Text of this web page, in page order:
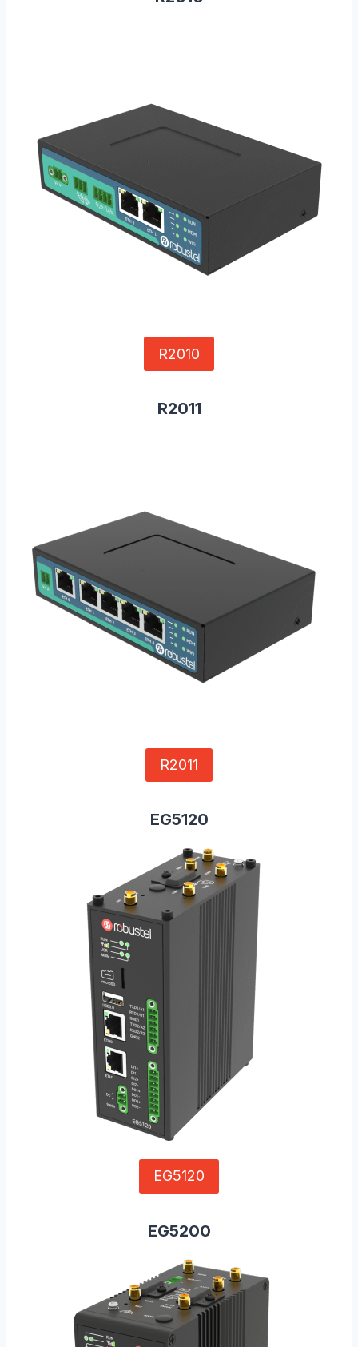
R2010
R2011
R2011
EG5120
EG5120
EG5200